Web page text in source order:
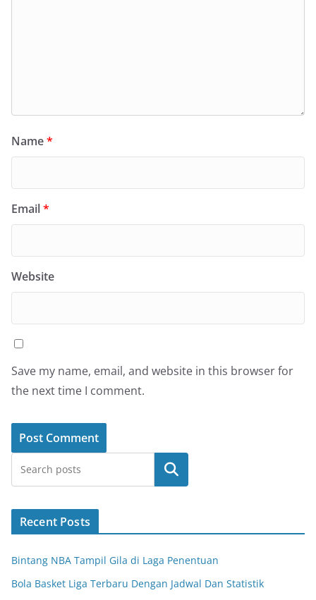
Name*
Email*
Website
Save my name, email, and website in this browser for
the next time I comment.
Search
Recent Posts
Bintang NBA Tampil Gila di Laga Penentuan
Bola Basket Liga Terbaru Dengan Jadwal Dan Statistik